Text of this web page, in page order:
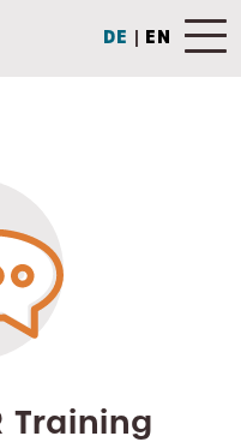
DE | EN
Training